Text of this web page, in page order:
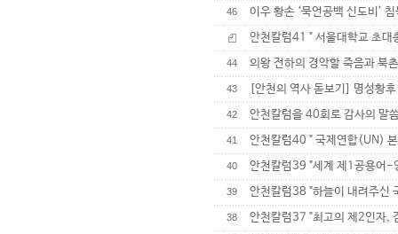
46
이우 황손 ‘묵언공백 신도비’
안천칼럼41 " 서울대학교 초대
44 의왕 전하의 경악할 죽음과 북
43 [안천의 역사 돋보기] 명성황
42 안천칼럼을 40회로 감사의 말
41 안천칼럼40 " 국제연합(UN)
40 안천칼럼39 "세계 제1공용어-
39 안천칼럼38 "하늘이 내려주신
38 안천칼럼37 "최고의 제2인자,